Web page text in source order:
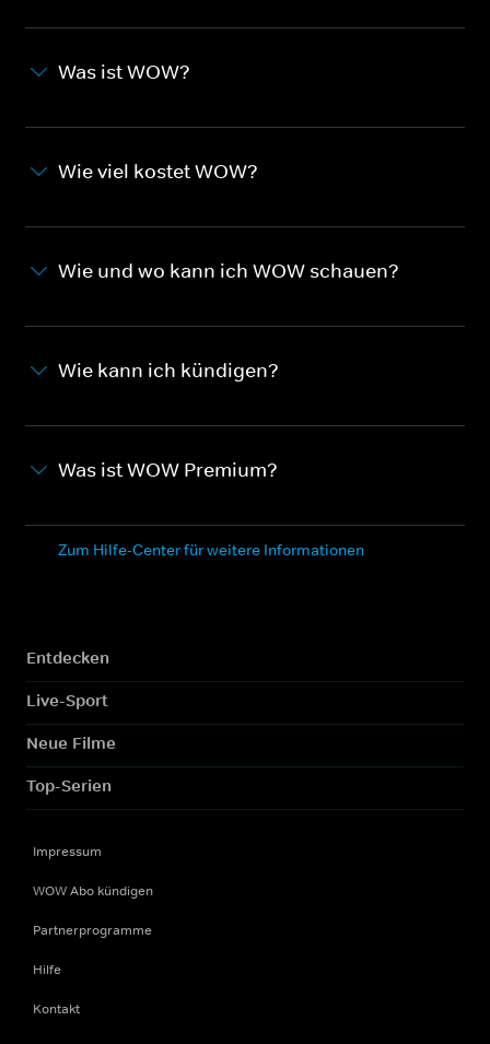
Was ist WOW?
Wie viel kostet WOW?
Wie und wo kann ich WOW schauen?
Wie kann ich kündigen?
Was ist WOW Premium?
Zum Hilfe-Center für weitere Informationen
Entdecken
Live-Sport
Neue Filme
Top-Serien
Impressum
WOW Abo kündigen
Partnerprogramme
Hilfe
Kontakt